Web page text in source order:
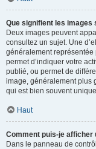
Que signifient les images
Deux images peuvent
consultez un sujet. Une
généralement représentée
permet d’indiquer votre
publié, ou permet de
image, généralement plus
qui est bien souvent
Haut
Comment puis-je afficher
Dans le panneau de